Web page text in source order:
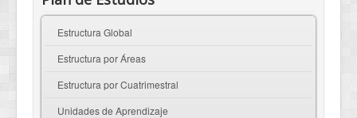
Estructura Global
Estructura por Áreas
Estructura por Cuatrimestral
Unidades de Aprendizaje